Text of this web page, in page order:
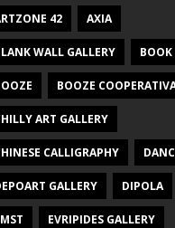
42 AXIA
WALL GALLERY BOOK
BOOZE
ART GALLERY
CALLIGRAPHY
GALLERY DIPOLA
EVRIPIDES GALLERY